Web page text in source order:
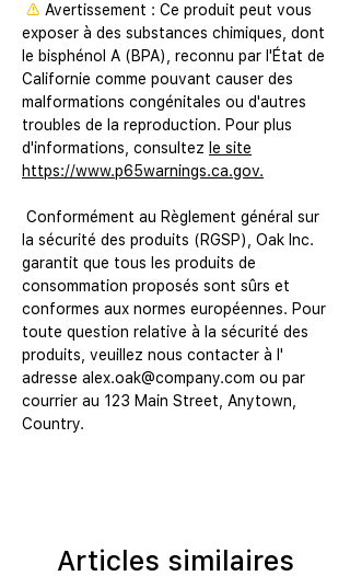
⚠ Avertissement : Ce produit peut vous
exposer à des substances chimiques, dont
le bisphénol A (BPA), reconnu par l'État de
Californie comme pouvant causer des
malformations congénitales ou d'autres
troubles de la reproduction. Pour plus
d'informations, consultez le site
https://www.p65warnings.ca.gov.
la sécurité des produits (RGSP), Oak Inc.
garantit que tous les produits de
consommation proposés sont sûrs et
conformes aux normes européennes. Pour
toute question relative à la sécurité des
adresse alex.oak@company.com ou par
courrier au 123 Main Street, Anytown,
Country.
Articles similaires